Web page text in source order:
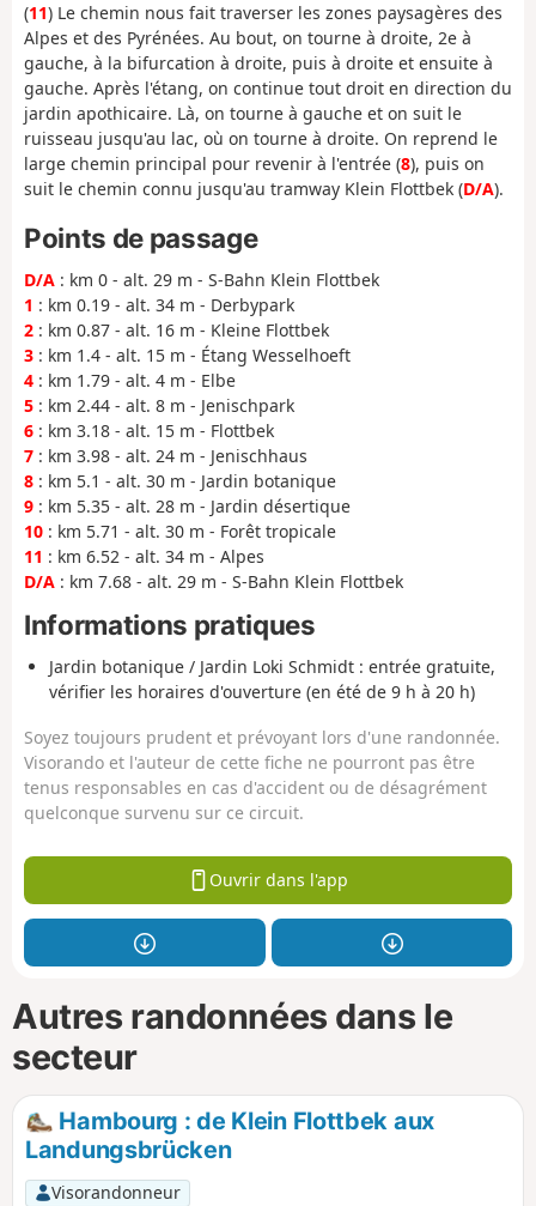
(11) Le chemin nous fait traverser les zones paysagères des
Alpes et des Pyrénées. Au bout, on tourne à droite, 2e à
gauche, à la bifurcation à droite, puis à droite et ensuite à
gauche. Après l'étang, on continue tout droit en direction du
jardin apothicaire. Là, on tourne à gauche et on suit le
ruisseau jusqu'au lac, où on tourne à droite. On reprend le
large chemin principal pour revenir à l'entrée (8), puis on
suit le chemin connu jusqu'au tramway Klein Flottbek (D/A).
Points de passage
D/A : km 0 - alt. 29 m - S-Bahn Klein Flottbek
1 : km 0.19 - alt. 34 m - Derbypark
2 : km 0.87 - alt. 16 m - Kleine Flottbek
3 : km 1.4 - alt. 15 m - Étang Wesselhoeft
4 : km 1.79 - alt. 4 m - Elbe
5 : km 2.44 - alt. 8 m - Jenischpark
6 : km 3.18 - alt. 15 m - Flottbek
7 : km 3.98 - alt. 24 m - Jenischhaus
8 : km 5.1 - alt. 30 m - Jardin botanique
9 : km 5.35 - alt. 28 m - Jardin désertique
10 : km 5.71 - alt. 30 m - Forêt tropicale
11 : km 6.52 - alt. 34 m - Alpes
D/A : km 7.68 - alt. 29 m - S-Bahn Klein Flottbek
Informations pratiques
Jardin botanique / Jardin Loki Schmidt : entrée gratuite,
vérifier les horaires d'ouverture (en été de 9 h à 20 h)
Soyez toujours prudent et prévoyant lors d'une randonnée.
Visorando et l'auteur de cette fiche ne pourront pas être
tenus responsables en cas d'accident ou de désagrément
quelconque survenu sur ce circuit.
Ouvrir dans l'app
Autres randonnées dans le
secteur
Hambourg : de Klein Flottbek aux
Landungsbrücken
Visorandonneur